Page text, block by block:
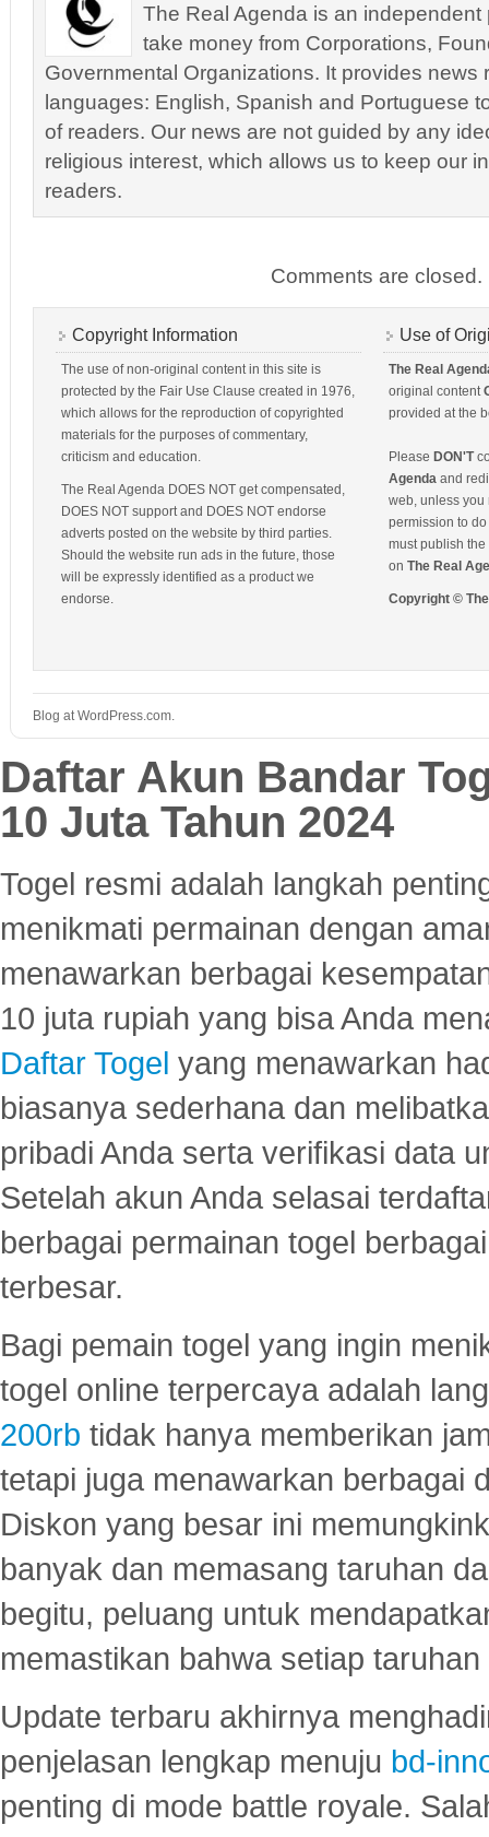
The Real Agenda is an
take money from Corporations,
Governmental Organizations. It provides news
languages: English, Spanish and Portuguese
of readers. Our news are not guided by any
religious interest, which allows us to keep our
readers.
Comments are closed.
Copyright Information
The use of non-original content in this site is
protected by the Fair Use Clause created in 1976,
which allows for the reproduction of copyrighted
materials for the purposes of commentary,
criticism and education.
The Real Agenda DOES NOT get compensated,
DOES NOT support and DOES NOT endorse
adverts posted on the website by third parties.
Should the website run ads in the future, those
will be expressly identified as a product we
endorse.
Use of
The Real
original content
provided at the
Please DON'T
Agenda and
web, unless you
permission to
must publish
on The Real
Copyright ©
Blog at WordPress.com.
Daftar Akun Bandar
10 Juta Tahun 2024
Togel resmi adalah langkah
menikmati permainan dengan
menawarkan berbagai
10 juta rupiah yang bisa Anda
Daftar Togel yang menawarkan
biasanya sederhana dan
pribadi Anda serta verifikasi data
Setelah akun Anda selasai
berbagai permainan togel
terbesar.
Bagi pemain togel yang ingin
togel online terpercaya adalah
200rb tidak hanya memberikan
tetapi juga menawarkan berbagai
Diskon yang besar ini
banyak dan memasang taruhan
begitu, peluang untuk
memastikan bahwa setiap
Update terbaru akhirnya
penjelasan lengkap menuju bd-
penting di mode battle royale.